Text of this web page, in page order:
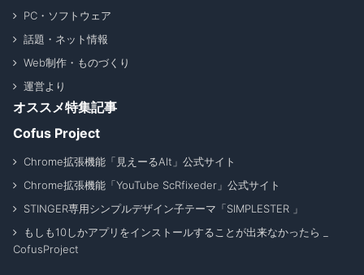
PC・ソフトウェア
話題・ネット情報
Web制作・ものづくり
運営より
オススメ特集記事
Cofus Project
Chrome拡張機能「見えーるAlt」公式サイト
Chrome拡張機能「YouTube ScRfixeder」公式サイト
STINGER専用シンプルデザイン子テーマ「SIMPLESTER 」
もしも10しかアプリをインストールすることが出来なかったら _
CofusProject